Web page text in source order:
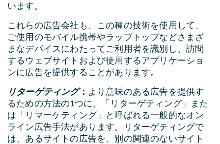
います。
これらの広告会社も、この種の技術を使用して、
ご使用のモバイル携帯やラップトップなどさまざ
まなデバイスにわたってご利用者を識別し、訪問
するウェブサイトおよび使用するアプリケーショ
ンに広告を提供することがあります。
リターゲティング： より意味のある広告を提供す
るための方法の1つに、「リターゲティング」また
は「リマーケティング」と呼ばれる一般的なオン
ライン広告手法があります。リターゲティングで
は、あるサイトの広告を、別の関連のないサイト